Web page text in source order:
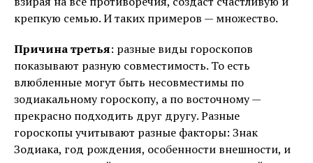
крепкую семью. И таких примеров — множество.
Причина третья: разные виды гороскопов
показывают разную совместимость. То есть
влюбленные могут быть несовместимы по
зодиакальному гороскопу, а по восточному —
прекрасно подходить друг другу. Разные
гороскопы учитывают разные факторы: Знак
Зодиака, год рождения, особенности внешности, и